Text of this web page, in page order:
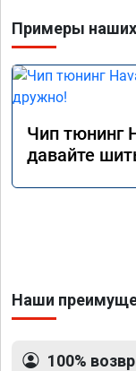
Примеры
Чип тюнинг
давайте
Наши
100%